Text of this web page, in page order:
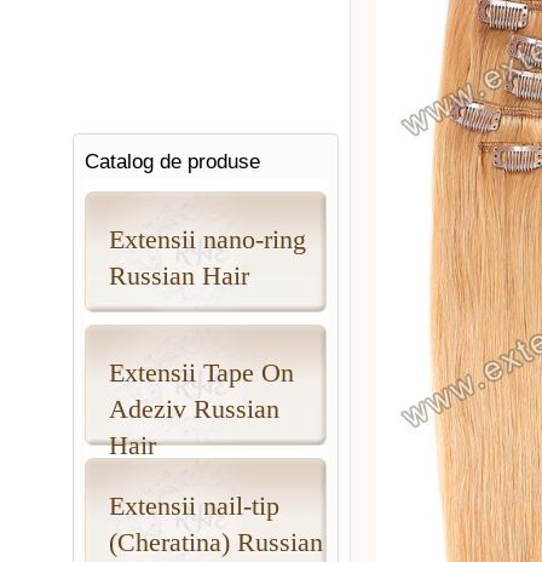
Catalog de produse
Extensii nano-ring
Russian Hair
Extensii Tape On
Adeziv Russian
Hair
Extensii nail-tip
(Cheratina) Russian